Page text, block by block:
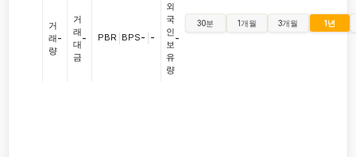
거
래
량
-
거
래
대
금
- PBR BPS- -
외
국
인
보
유
량
-
30분 1개월 3개월 1년